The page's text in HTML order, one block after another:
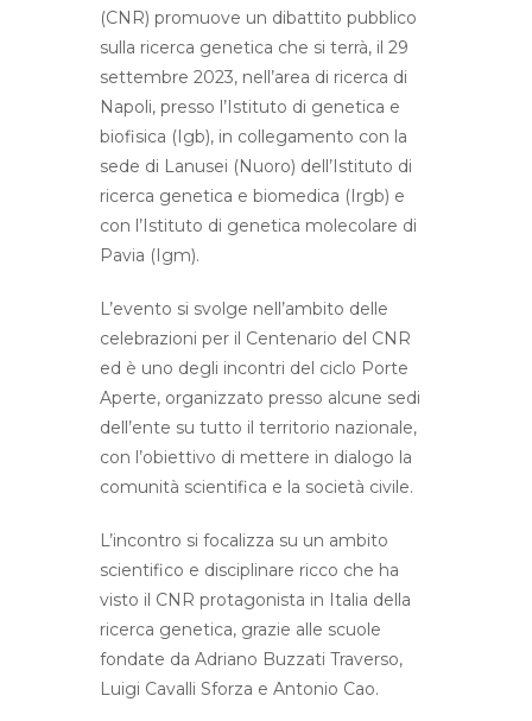
(CNR) promuove un dibattito pubblico
sulla ricerca genetica che si terrà, il 29
settembre 2023, nell’area di ricerca di
Napoli, presso l’Istituto di genetica e
biofisica (Igb), in collegamento con la
sede di Lanusei (Nuoro) dell’Istituto di
ricerca genetica e biomedica (Irgb) e
con l’Istituto di genetica molecolare di
Pavia (Igm).
L’evento si svolge nell’ambito delle
celebrazioni per il Centenario del CNR
ed è uno degli incontri del ciclo Porte
Aperte, organizzato presso alcune sedi
dell’ente su tutto il territorio nazionale,
con l’obiettivo di mettere in dialogo la
comunità scientifica e la società civile.
L’incontro si focalizza su un ambito
scientifico e disciplinare ricco che ha
visto il CNR protagonista in Italia della
ricerca genetica, grazie alle scuole
fondate da Adriano Buzzati Traverso,
Luigi Cavalli Sforza e Antonio Cao.